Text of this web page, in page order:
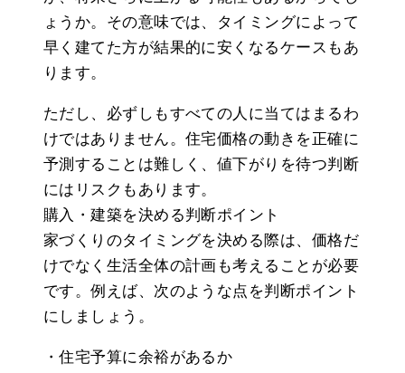
ょうか。その意味では、タイミングによって
早く建てた方が結果的に安くなるケースもあ
ります。
ただし、必ずしもすべての人に当てはまるわ
けではありません。住宅価格の動きを正確に
予測することは難しく、値下がりを待つ判断
にはリスクもあります。
購入・建築を決める判断ポイント
家づくりのタイミングを決める際は、価格だ
けでなく生活全体の計画も考えることが必要
です。例えば、次のような点を判断ポイント
にしましょう。
・住宅予算に余裕があるか